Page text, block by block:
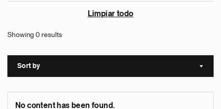
Limpiar todo
Showing 0 results
Sort by Sort
No content has been found.